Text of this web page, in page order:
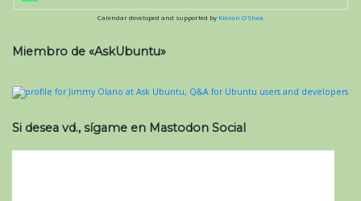
Calendar developed and supported by Kieran O'Shea
Miembro de «AskUbuntu»
Si desea vd., sígame en Mastodon Social